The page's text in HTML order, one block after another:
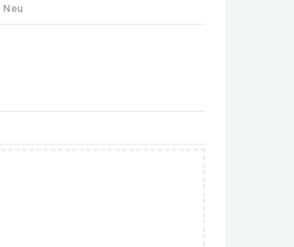
Neu